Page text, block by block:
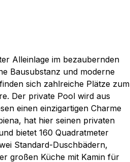
Alleinlage im bezaubernden
Bausubstanz und moderne
sich zahlreiche Plätze zum
Der private Pool wird aus
einen einzigartigen Charme
hat hier seinen privaten
bietet 160 Quadratmeter
Standard-Duschbädern,
großen Küche mit Kamin für